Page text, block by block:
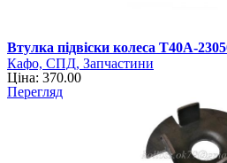
Втулка підвіски колеса Т40А-
Кафо, СПД, Запчастини
Ціна: 370.00
Перегляд